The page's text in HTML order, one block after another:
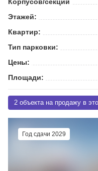
Этажей:
Квартир:
Тип парковки:
Цены:
Площади:
2 объекта на продажу в
Год сдачи 2029